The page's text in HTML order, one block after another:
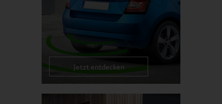
Jetzt entdecken